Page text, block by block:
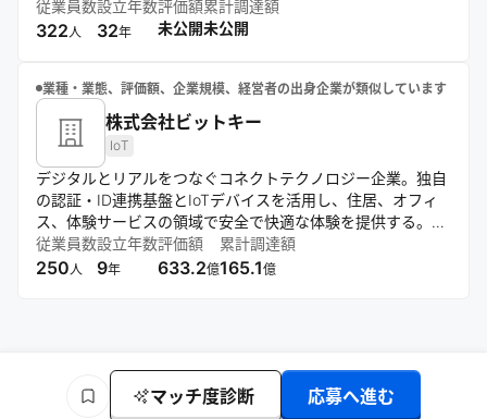
社会づくりに貢献。多様な人材の知恵を結集し、難題に挑
戦。公正な対応で信頼を獲得し、収益と成長の両立を図る。
従業員数
322 人
設立年数
32年
評価額
未公開
累計調達額
未公開
業種・業態、評価額、企業規模、経営者の出身企業が類似しています
株式会社ビットキー
IoT
デジタルとリアルをつなぐコネクトテクノロジー企業。独自
の認証・ID連携基盤とIoTデバイスを活用し、住居、オフィ
ス、体験サービスの領域で安全で快適な体験を提供する。
bitkey platformを中核に、パートナーとのエコシステムを形
成しながら、人・モノ・サービス・空間をシームレスにつな
従業員数
250 人
設立年数
9年
評価額
633.2億
累計調達額
165.1億
マッチ度診断 応募へ進む